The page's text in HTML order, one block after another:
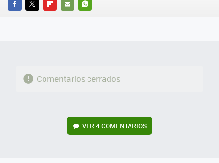
FACEBOOK
TWITTERFLIPBOARD
E-
WHATSAPP
Comentarios cerrados
VER4 COMENTARIOS